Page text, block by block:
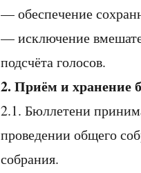
— обеспечение
— исключение
подсчёта голосов.
2. Приём и хранение
2.1. Бюллетени
проведении общего
собрания.